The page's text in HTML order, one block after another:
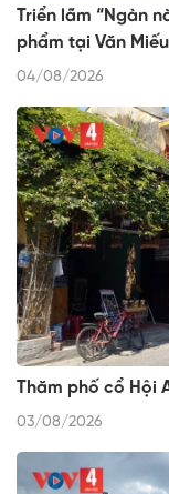
Triển lãm “Ngàn
phẩm tại Văn
04/08/2026
Thăm phố cổ Hội
03/08/2026